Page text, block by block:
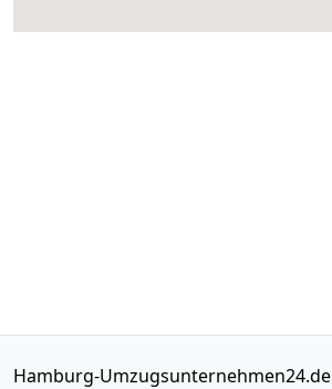
Hamburg-Umzugsunternehmen24.de